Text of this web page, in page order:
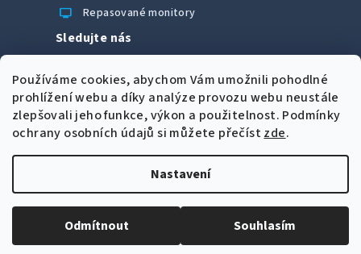
Používáme cookies, abychom Vám umožnili pohodlné
prohlížení webu a díky analýze provozu webu neustále
zlepšovali jeho funkce, výkon a použitelnost. Podmínky
ochrany osobních údajů si můžete přečíst zde.
Nastavení
Odmítnout Souhlasím
monitor Repasované monitory
Sledujte nás
Možnosti úhrady
Upravit nastavení cookies
Vytvořil Shoptet